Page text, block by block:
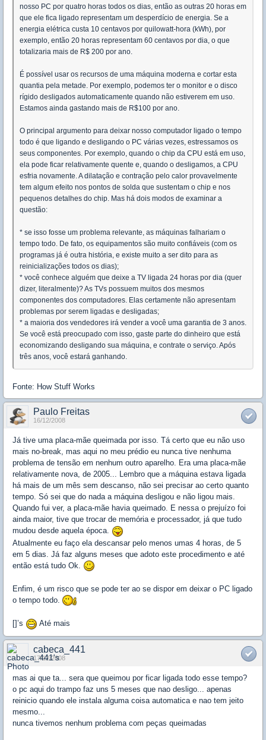
nosso PC por quatro horas todos os dias, então as outras 20 horas em
que ele fica ligado representam um desperdício de energia. Se a
energia elétrica custa 10 centavos por quilowatt-hora (kWh), por
exemplo, então 20 horas representam 60 centavos por dia, o que
totalizaria mais de R$ 200 por ano.
É possível usar os recursos de uma máquina moderna e cortar esta
quantia pela metade. Por exemplo, podemos ter o monitor e o disco
rígido desligados automaticamente quando não estiverem em uso.
Estamos ainda gastando mais de R$100 por ano.
O principal argumento para deixar nosso computador ligado o tempo
todo é que ligando e desligando o PC várias vezes, estressamos os
seus componentes. Por exemplo, quando o chip da CPU está em uso,
ela pode ficar relativamente quente e, quando o desligamos, a CPU
esfria novamente. A dilatação e contração pelo calor provavelmente
tem algum efeito nos pontos de solda que sustentam o chip e nos
pequenos detalhes do chip. Mas há dois modos de examinar a
questão:
* se isso fosse um problema relevante, as máquinas falhariam o
tempo todo. De fato, os equipamentos são muito confiáveis (com os
programas já é outra história, e existe muito a ser dito para as
reinicializações todos os dias);
* você conhece alguém que deixe a TV ligada 24 horas por dia (quer
dizer, literalmente)? As TVs possuem muitos dos mesmos
componentes dos computadores. Elas certamente não apresentam
problemas por serem ligadas e desligadas;
* a maioria dos vendedores irá vender a você uma garantia de 3 anos.
Se você está preocupado com isso, gaste parte do dinheiro que está
economizando desligando sua máquina, e contrate o serviço. Após
três anos, você estará ganhando.
Fonte: How Stuff Works
Paulo Freitas
16/12/2008
Já tive uma placa-mãe queimada por isso. Tá certo que eu não uso
mais no-break, mas aqui no meu prédio eu nunca tive nenhuma
problema de tensão em nenhum outro aparelho. Era uma placa-mãe
relativamente nova, de 2005... Lembro que a máquina estava ligada
há mais de um mês sem descanso, não sei precisar ao certo quanto
tempo. Só sei que do nada a máquina desligou e não ligou mais.
Quando fui ver, a placa-mãe havia queimado. E nessa o prejuízo foi
ainda maior, tive que trocar de memória e processador, já que tudo
mudou desde aquela época.
Atualmente eu faço ela descansar pelo menos umas 4 horas, de 5
em 5 dias. Já faz alguns meses que adoto este procedimento e até
então está tudo Ok.
Enfim, é um risco que se pode ter ao se dispor em deixar o PC ligado
o tempo todo.
[]’s Até mais
cabeca_441
17/12/2008
mas ai que ta... sera que queimou por ficar ligada todo esse tempo?
o pc aqui do trampo faz uns 5 meses que nao desligo... apenas
reinicio quando ele instala alguma coisa automatica e nao tem jeito
mesmo...
nunca tivemos nenhum problema com peças queimadas